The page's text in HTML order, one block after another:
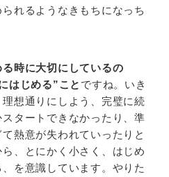
れるようなきもちになっち
時に大切にしているの
はじめる”こと ですね。いき
想通りにしよう、完璧に続
タートできなかったり、準
熱意が失われていったりと
、とにかく小さく、はじめ
を意識しています。やりた